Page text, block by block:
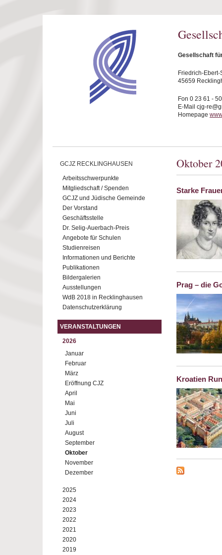
Gesellschaft
Friedrich-Ebert-
45659
Fon 0 23 61 -
E-Mail cjg-
Homepage
GCJZ RECKLINGHAUSEN
Arbeitsschwerpunkte
Mitgliedschaft / Spenden
GCJZ und Jüdische Gemeinde
Der Vorstand
Geschäftsstelle
Dr. Selig-Auerbach-Preis
Angebote für Schulen
Studienreisen
Informationen und Berichte
Publikationen
Bildergalerien
Ausstellungen
WdB 2018 in Recklinghausen
Datenschutzerklärung
VERANSTALTUNGEN
2026
Januar
Februar
März
Eröffnung CJZ
April
Mai
Juni
Juli
August
September
Oktober
November
Dezember
2025
2024
2023
2022
2021
2020
2019
Oktober
Starke
Prag – die
Kroatien